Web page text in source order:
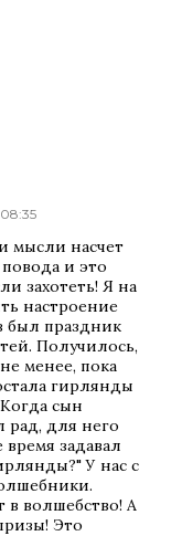
мысли насчет
и это
захотеть! Я на
настроение
был праздник
Получилось,
менее, пока
гирлянды
сын
для него
задавал
У нас с
в волшебство! А
Это